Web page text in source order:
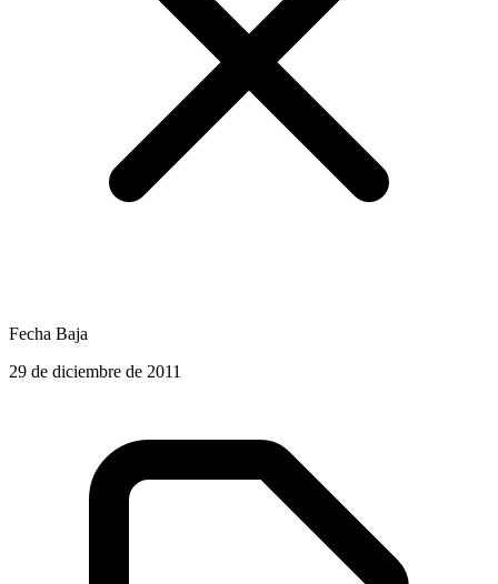
Fecha Baja
29 de diciembre de 2011